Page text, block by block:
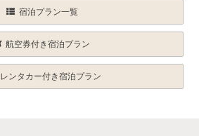
宿泊プラン一覧
航空券付き宿泊プラン
レンタカー付き宿泊プラン